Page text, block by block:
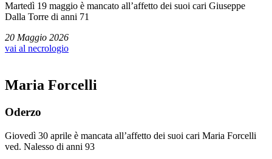
Martedì 19 maggio è mancato all’affetto dei suoi cari Giuseppe
Dalla Torre di anni 71
20 Maggio 2026
vai al necrologio
Maria Forcelli
Oderzo
Giovedì 30 aprile è mancata all’affetto dei suoi cari Maria Forcelli
ved. Nalesso di anni 93